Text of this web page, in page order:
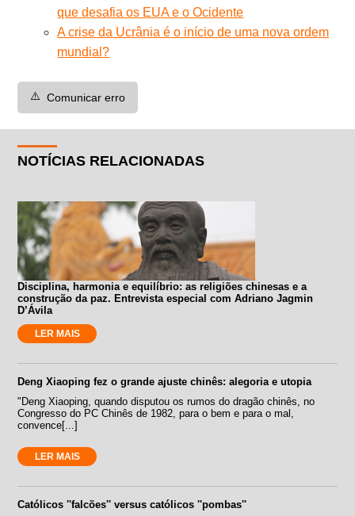
que desafia os EUA e o Ocidente
A crise da Ucrânia é o início de uma nova ordem
mundial?
⚠️ Comunicar erro
NOTÍCIAS RELACIONADAS
Disciplina, harmonia e equilíbrio: as religiões chinesas e a
construção da paz. Entrevista especial com Adriano Jagmin
D’Ávila
LER MAIS
Deng Xiaoping fez o grande ajuste chinês: alegoria e utopia
"Deng Xiaoping, quando disputou os rumos do dragão chinês, no
Congresso do PC Chinês de 1982, para o bem e para o mal,
convence[...]
LER MAIS
Católicos ''falcões'' versus católicos ''pombas''